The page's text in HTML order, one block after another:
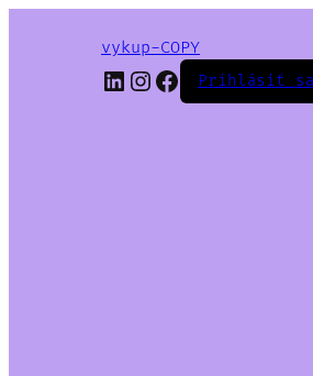
vykup-COPY
LinkedIn
Instagram
Facebook
Prihlásiť sa